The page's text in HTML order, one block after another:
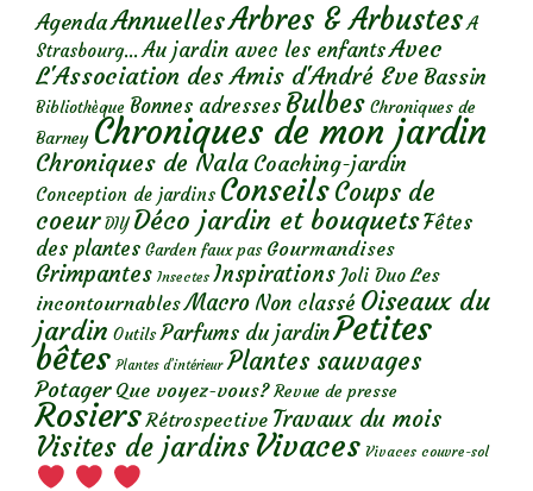
AgendaAnnuellesArbres & Arbustes A
Strasbourg... Au jardin avec les enfantsAvec
L'Association des Amis d'André Eve Bassin
Bibliothèque Bonnes adresses Bulbes Chroniques de
Barney Chroniques de mon jardin
Chroniques de Nala Coaching-jardin
Conception de jardins ConseilsCoups de
coeur DIY Déco jardin et bouquetsFêtes
des plantes Garden faux pas Gourmandises
Grimpantes Insectes Inspirations Joli Duo Les
incontournables Macro Non classé Oiseaux du
jardin Outils Parfums du jardinPetites
bêtes Plantes d’intérieur Plantes sauvages
Potager Que voyez-vous? Revue de presse
Rosiers Rétrospective Travaux du mois
Visites de jardins Vivaces Vivaces couvre-sol